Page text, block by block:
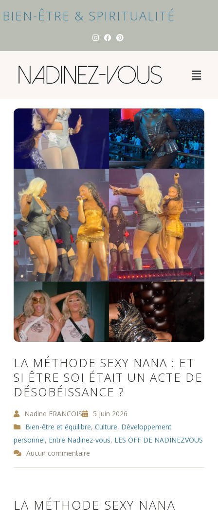
BIEN-ÊTRE & SPIRITUALITÉ
LA MÉTHODE SEXY NANA : ET
SI ÊTRE SOI ÉTAIT UN ACTE DE
DÉSOBÉISSANCE ?
Nadine FRANCOIS
5 juin 2026
Bien-être et équilibre,Culture, Développement
personnel, Entre Nadinez-vous, LES OFF DE NADINEZVOUS
Aucun commentaire
LA MÉTHODE SEXY NANA